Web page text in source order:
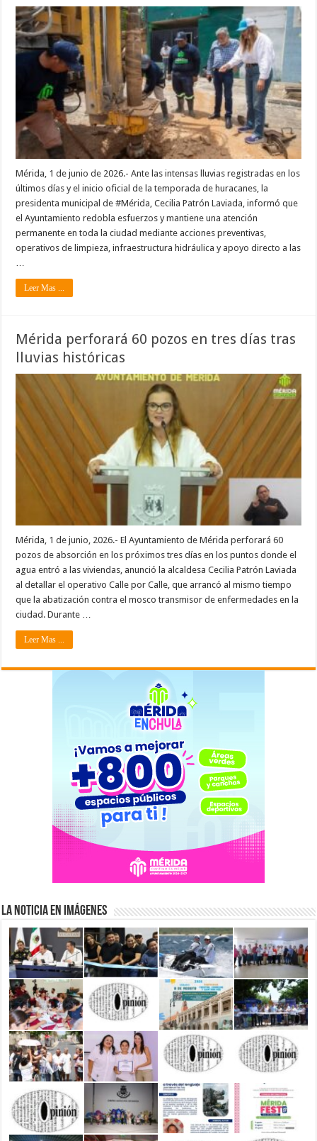
Mérida, 1 de junio de 2026.- Ante las intensas lluvias registradas en los
últimos días y el inicio oficial de la temporada de huracanes, la
presidenta municipal de #Mérida, Cecilia Patrón Laviada, informó que
el Ayuntamiento redobla esfuerzos y mantiene una atención
permanente en toda la ciudad mediante acciones preventivas,
operativos de limpieza, infraestructura hidráulica y apoyo directo a las
Leer Mas ...
Mérida perforará 60 pozos en tres días tras
lluvias históricas
Mérida, 1 de junio, 2026.- El Ayuntamiento de Mérida perforará 60
pozos de absorción en los próximos tres días en los puntos donde el
agua entró a las viviendas, anunció la alcaldesa Cecilia Patrón Laviada
al detallar el operativo Calle por Calle, que arrancó al mismo tiempo
que la abatización contra el mosco transmisor de enfermedades en la
ciudad. Durante …
Leer Mas ...
La Noticia en Imágenes